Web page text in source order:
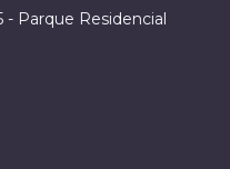
- Parque Residencial